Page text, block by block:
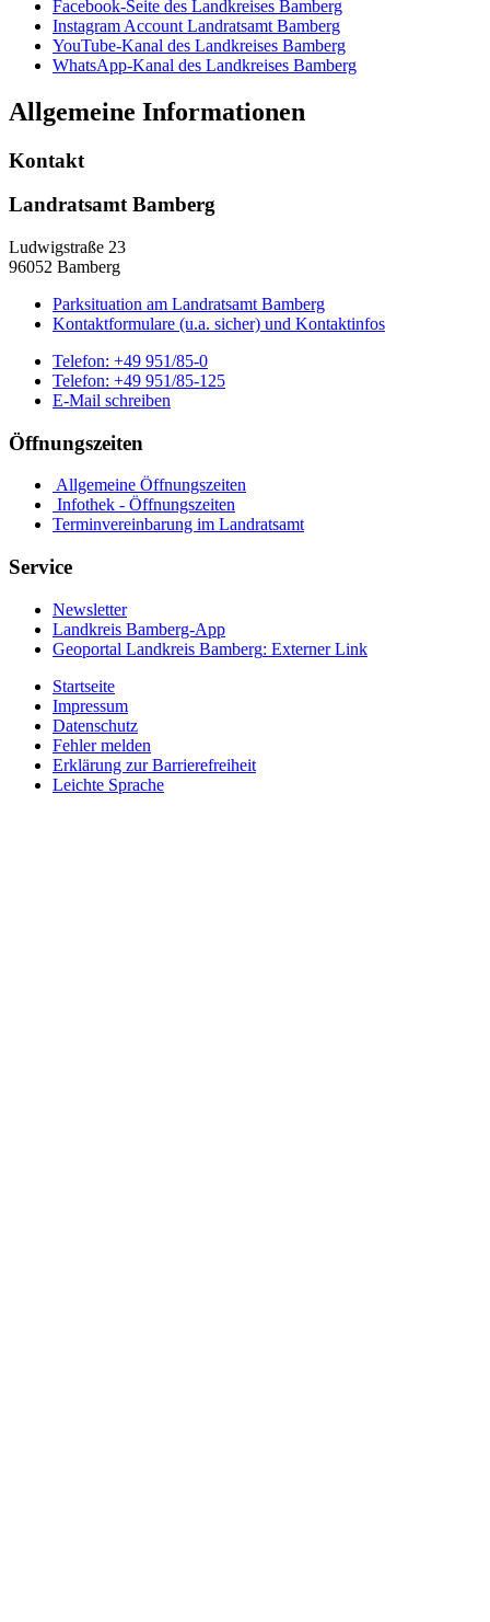
Facebook-Seite des Landkreises Bamberg
Instagram Account Landratsamt Bamberg
YouTube-Kanal des Landkreises Bamberg
WhatsApp-Kanal des Landkreises Bamberg
Allgemeine Informationen
Kontakt
Landratsamt Bamberg
Ludwigstraße 23
96052 Bamberg
Parksituation am Landratsamt Bamberg
Kontaktformulare (u.a. sicher) und Kontaktinfos
Telefon: +49 951/85-0
Telefon: +49 951/85-125
E-Mail schreiben
Öffnungszeiten
Allgemeine Öffnungszeiten
Infothek - Öffnungszeiten
Terminvereinbarung im Landratsamt
Service
Newsletter
Landkreis Bamberg-App
Geoportal Landkreis Bamberg: Externer Link
Startseite
Impressum
Datenschutz
Fehler melden
Erklärung zur Barrierefreiheit
Leichte Sprache